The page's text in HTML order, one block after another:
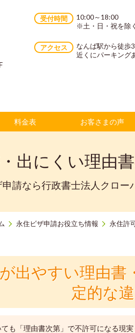
受付時間
10:00～18:00
※土・日・祝を除く
アクセス
なんば駅から徒歩
近くにパーキング
料金表 お客さまの声
出にくい理由
請なら行政書士法人クロー
永住ビザ申請お役立ち情報 永住許
出やすい理由書
定的な
も「理由書次第」で不許可になる現